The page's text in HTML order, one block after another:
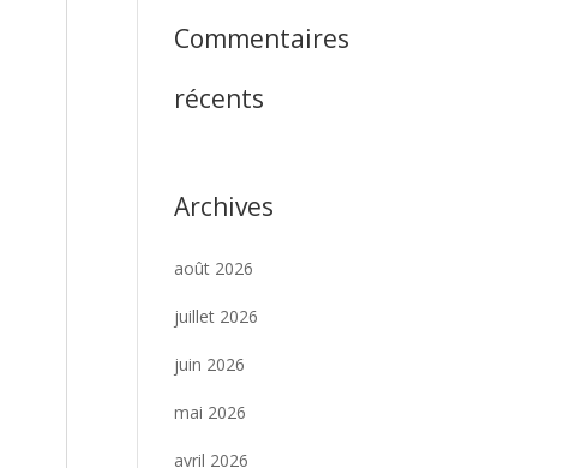
Commentaires
récents
Archives
août 2026
juillet 2026
juin 2026
mai 2026
avril 2026